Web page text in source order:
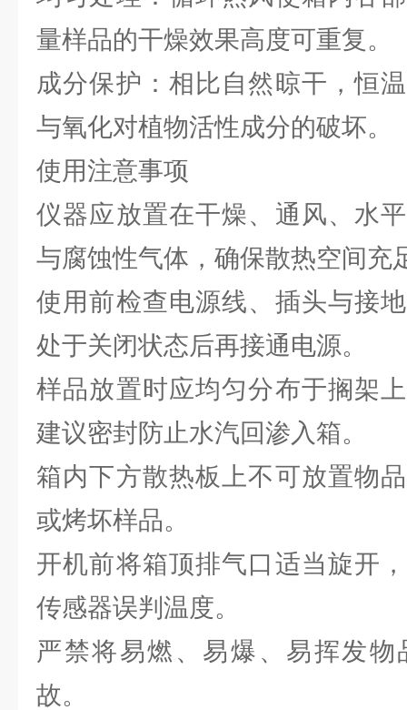
量样品的干燥效果高度可重复。
成分保护：相比自然晾干，恒
与氧化对植物活性成分的破坏。
使用注意事项
仪器应放置在干燥、通风、水
与腐蚀性气体，确保散热空间充
使用前检查电源线、插头与接
处于关闭状态后再接通电源。
样品放置时应均匀分布于搁架
建议密封防止水汽回渗入箱。
箱内下方散热板上不可放置物
或烤坏样品。
开机前将箱顶排气口适当旋开
传感器误判温度。
严禁将易燃、易爆、易挥发
故。